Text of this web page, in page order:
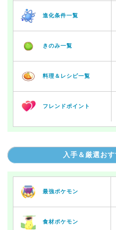
進化条件一覧
きのみ一覧
料理＆レシピ一覧
フレンドポイント
入手＆厳選お
最強ポケモン
食材ポケモン